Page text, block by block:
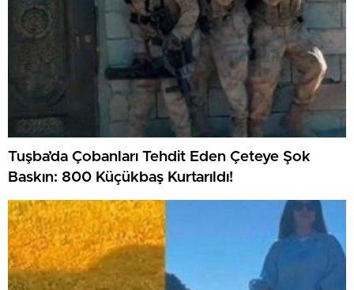
Tuşba’da Çobanları Tehdit Eden Çeteye Şok
Baskın: 800 Küçükbaş Kurtarıldı!